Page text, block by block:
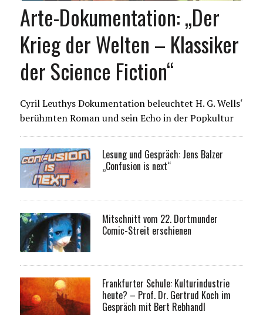
Arte-Dokumentation: „Der
Krieg der Welten – Klassiker
der Science Fiction“
Cyril Leuthys Dokumentation beleuchtet H. G. Wells‘
berühmten Roman und sein Echo in der Popkultur
Lesung und Gespräch: Jens Balzer
„Confusion is next“
Mitschnitt vom 22. Dortmunder
Comic-Streit erschienen
Frankfurter Schule: Kulturindustrie
heute? – Prof. Dr. Gertrud Koch im
Gespräch mit Bert Rebhandl